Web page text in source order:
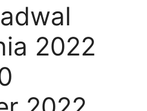
2022